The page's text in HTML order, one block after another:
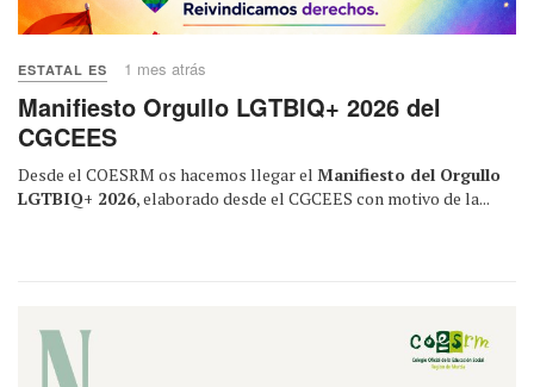
ESTATAL ES 1 mes atrás
Manifiesto Orgullo LGTBIQ+ 2026 del
CGCEES
Desde el COESRM os hacemos llegar el Manifiesto del Orgullo
LGTBIQ+ 2026, elaborado desde el CGCEES con motivo de la...